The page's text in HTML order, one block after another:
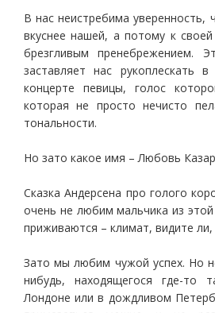
В нас неистребима уверенность,
вкуснее нашей, а потому к
брезгливым пренебрежением.
заставляет нас рукоплескать
концерте певицы, голос
которая не просто нечисто
тональности.
Но зато какое имя – Любовь
Сказка Андерсена про голого
очень не любим мальчика из
приживаются – климат, видите ли,
Зато мы любим чужой успех. Но
нибудь, находящегося где-то
Лондоне или в дождливом